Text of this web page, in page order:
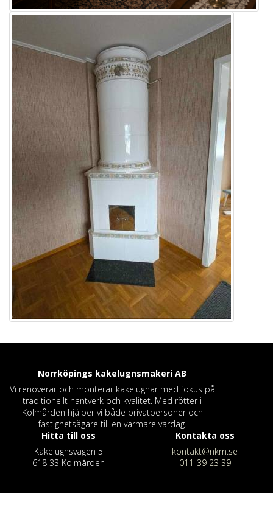
Norrköpings kakelugnsmakeri AB
Vi renoverar och monterar kakelugnar med fokus på
traditionellt hantverk och kvalitet. Med rötter i
Kolmården hjälper vi både privatpersoner och
fastighetsägare till en varmare vardag.
Hitta till oss
Kakelugnsvägen 5
618 33 Kolmården
Kontakta oss
kontakt@nkm.se
011-39 23 39